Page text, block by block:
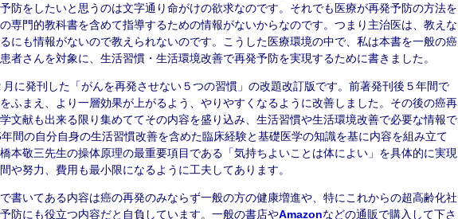
防をしたいと思うのは文字通り命がけの欲求なのです。それでも医療が再発予防の方法を
専門的教科書を含めて指導するための情報がないからなのです。つまり主治医は、教えな
にも情報がないので教えられないのです。こうした医療環境の中で、私は本書を一般の癌
者さんを対象に、生活習慣・生活環境改善で再発予防を実現するために書きました。
に発刊した「がんを再発させない５つの習慣」の改題改訂版です。前著発刊後５年間で
ふまえ、より一層効果が上がるよう、やりやすくなるように改善しました。その後の癌再
文献も出来る限り集めててその内容を盛り込み、生活習慣や生活環境改善で必要な情報で
間の自分自身の生活習慣改善を含めた臨床経験と基礎医学の知識を基に内容を組み立て
本敬三先生の操体原理の最重要項目である「気持ちよいことは体によい」を具体的に実現
や努力、費用も最小限になるように工夫してあります。
いてある内容は癌の再発のみならず一般の方の健康増進や、特にこれからの超高齢化社
防にも役立つ内容だと自負しています。一般の書店やAmazonなどの通販で購入して下さ